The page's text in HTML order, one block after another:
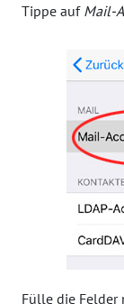
Tippe auf Mail-
Fülle die Felder